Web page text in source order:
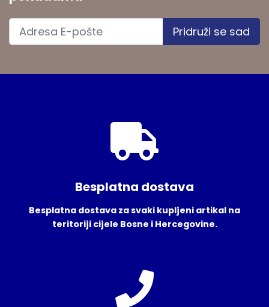
Pridruži se sad
Besplatna dostava
Besplatna dostava za svaki kupljeni artikal na
teritoriji cijele Bosne i Hercegovine.